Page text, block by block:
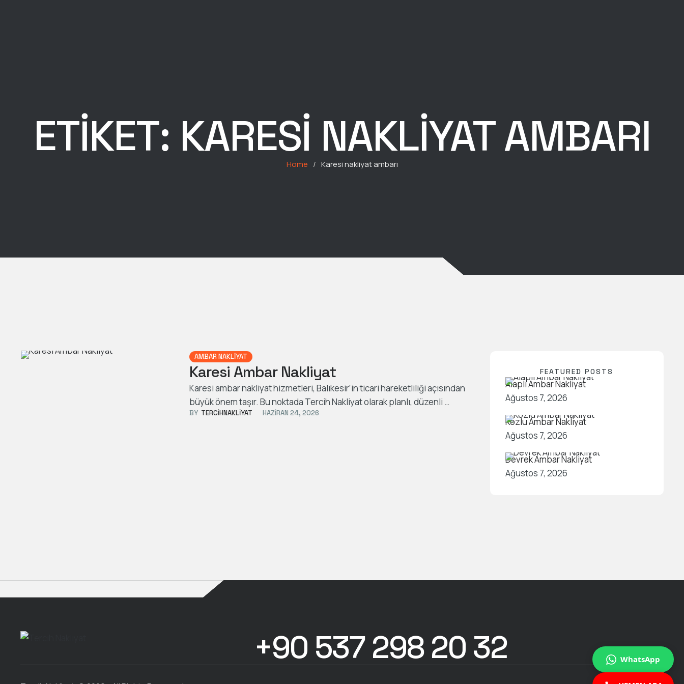
ETIKET: KARESI NAKLIYAT AMBARI
Home / Karesi nakliyat ambarı
AMBAR NAKLIYAT
Karesi Ambar Nakliyat
Karesi ambar nakliyat hizmetleri, Balıkesir’in ticari hareketliliği açısından
büyük önem taşır. Bu noktada Tercih Nakliyat olarak planlı, düzenli …
BY TERCIHNAKLIYAT HAZIRAN 24, 2026
FEATURED POSTS
Alaplı Ambar Nakliyat
Ağustos 7, 2026
Kozlu Ambar Nakliyat
Ağustos 7, 2026
Devrek Ambar Nakliyat
Ağustos 7, 2026
+90 537 298 20 32 WhatsApp